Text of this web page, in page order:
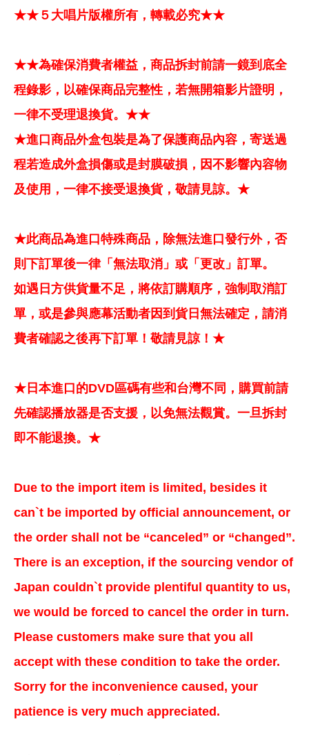
★★５大唱片版權所有，轉載必究★★
★★為確保消費者權益，商品拆封前請一鏡到底全
程錄影，以確保商品完整性，若無開箱影片證明，
一律不受理退換貨。★★
★進口商品外盒包裝是為了保護商品內容，寄送過
程若造成外盒損傷或是封膜破損，因不影響內容物
及使用，一律不接受退換貨，敬請見諒。★
★此商品為進口特殊商品，除無法進口發行外，否
則下訂單後一律「無法取消」或「更改」訂單。
如遇日方供貨量不足，將依訂購順序，強制取消訂
單，或是參與應幕活動者因到貨日無法確定，請消
費者確認之後再下訂單！敬請見諒！★
★日本進口的DVD區碼有些和台灣不同，購買前請
先確認播放器是否支援，以免無法觀賞。一旦拆封
即不能退換。★
Due to the import item is limited, besides it
can`t be imported by official announcement, or
the order shall not be “canceled” or “changed”.
There is an exception, if the sourcing vendor of
Japan couldn`t provide plentiful quantity to us,
we would be forced to cancel the order in turn.
Please customers make sure that you all
accept with these condition to take the order.
Sorry for the inconvenience caused, your
patience is very much appreciated.